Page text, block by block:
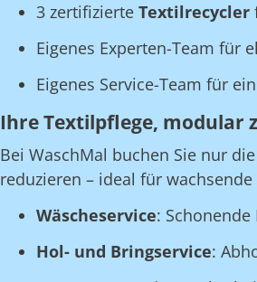
3 zertifizierte Textilrecycler
Eigenes Experten-Team für
Eigenes Service-Team für
Ihre Textilpflege, modular
Bei WaschMal buchen Sie nur
reduzieren – ideal für
Wäscheservice:
Hol- und Bringservice: